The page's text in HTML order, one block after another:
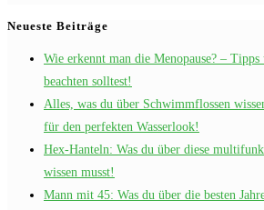
Neueste Beiträge
Wie erkennt man die Menopause? –
beachten solltest!
Alles, was du über Schwimmflossen
für den perfekten Wasserlook!
Hex-Hanteln: Was du über diese
wissen musst!
Mann mit 45: Was du über die besten